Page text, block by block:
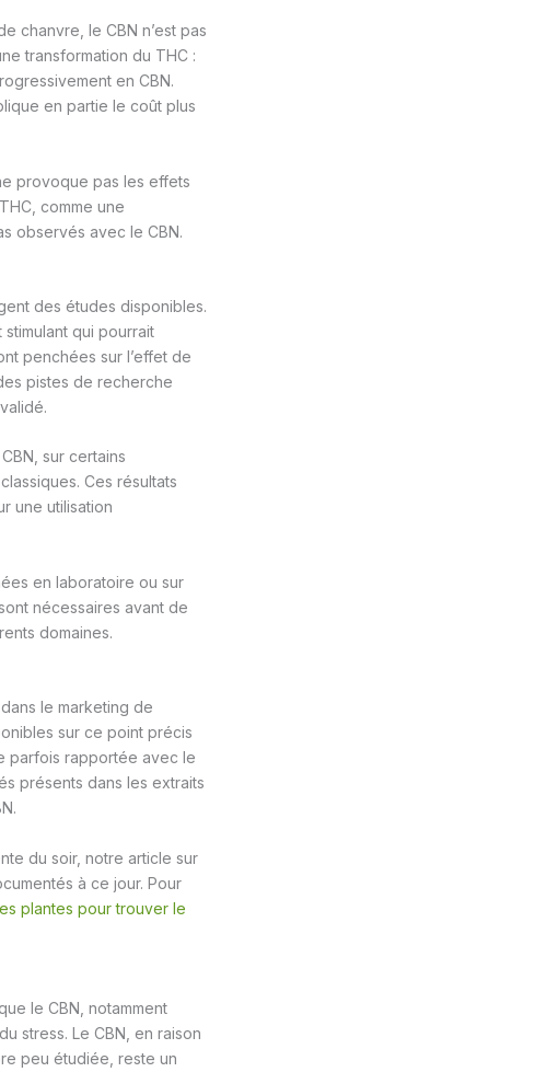
chanvre, le CBN n’est pas
transformation du THC :
en CBN.
en partie le coût plus
provoque pas les effets
comme une
observés avec le CBN.
des études disponibles.
qui pourrait
penchées sur l’effet de
pistes de recherche
sur certains
Ces résultats
une utilisation
en laboratoire ou sur
nécessaires avant de
domaines.
le marketing de
sur ce point précis
parfois rapportée avec le
présents dans les extraits
du soir, notre article sur
à ce jour. Pour
plantes pour trouver le
le CBN, notamment
stress. Le CBN, en raison
peu étudiée, reste un